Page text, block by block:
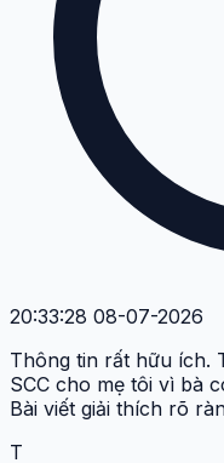
20:33:28 08-07-2026
Thông tin rất hữu ích.
SCC cho mẹ tôi vì bà
Bài viết giải thích rõ
T